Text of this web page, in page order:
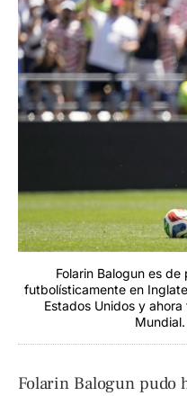
Folarin Balogun es
futbolísticamente en
Estados Unidos y
Mundial.
Folarin Balogun pudo